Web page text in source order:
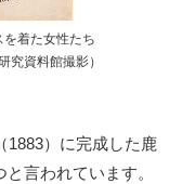
着た女性たち
究資料館撮影）
1883）に完成した鹿
言われています。